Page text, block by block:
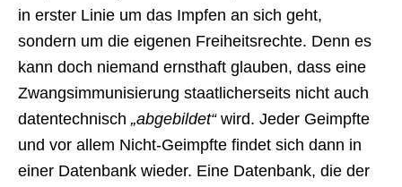
in erster Linie um das Impfen an sich geht,
sondern um die eigenen Freiheitsrechte. Denn es
kann doch niemand ernsthaft glauben, dass eine
Zwangsimmunisierung staatlicherseits nicht auch
datentechnisch „abgebildet“wird. Jeder Geimpfte
und vor allem Nicht-Geimpfte findet sich dann in
einer Datenbank wieder. Eine Datenbank, die der